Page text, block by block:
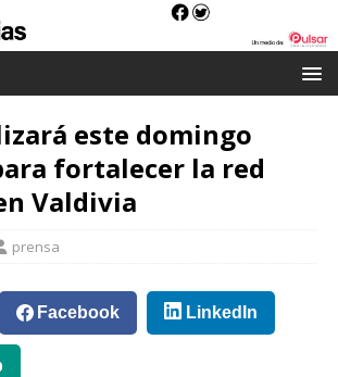
este domingo
fortalecer la red
Valdivia
prensa
Facebook LinkedIn